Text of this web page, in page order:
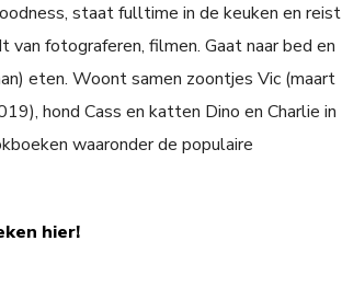
staat fulltime in de keuken en reist
van fotograferen, filmen. Gaat naar bed en
eten. Woont samen zoontjes Vic (maart
hond Cass en katten Dino en Charlie in
waaronder de populaire
hier!